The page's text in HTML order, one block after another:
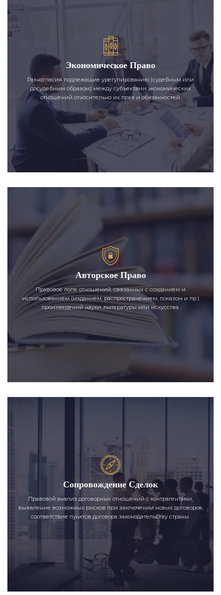
Экономическое Право
Разногласия подлежащие урегулированию (судебным или
досудебным образом) между субъектами экономических
отношений относительно их прав и обязанностей.
Авторское Право
Правовое поле отношений, связанных с созданием и
использованием (изданием, распространением, показом и пр.)
произведений науки, литературы или искусства.
Сопровождение Сделок
Правовой анализ договорных отношений с контрагентами,
выявление возможных рисков при заключении новых договоров,
соответствие пунктов договора законодательству страны.